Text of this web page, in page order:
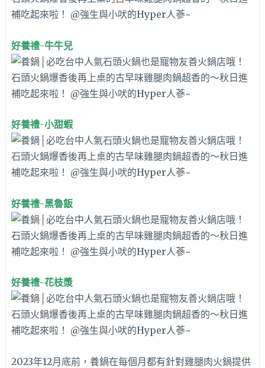
好養禮-牛牛兒
好養禮-小甜蝦
好養禮-黑魯飯
好養禮-花枝漿
2023年12月底前，養鍋在每個月都有針對雞腿肉火鍋提供